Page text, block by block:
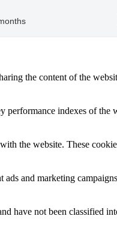
the content of the
performance indexes of
the website. These
and marketing
have not been classified